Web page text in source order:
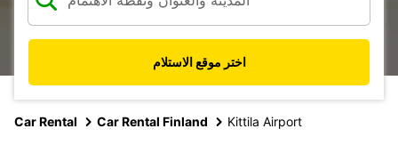
اختر موقع الاستلام
Car Rental Car Rental Finland Kittila Airport